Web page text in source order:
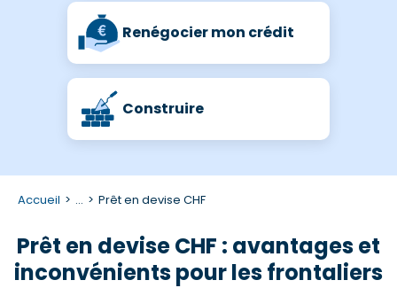
Renégocier mon crédit
Construire
Accueil ... Prêt en devise CHF
Prêt en devise CHF : avantages et
inconvénients pour les frontaliers